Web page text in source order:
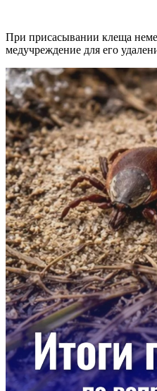
При присасывании клеща
медучреждение для его